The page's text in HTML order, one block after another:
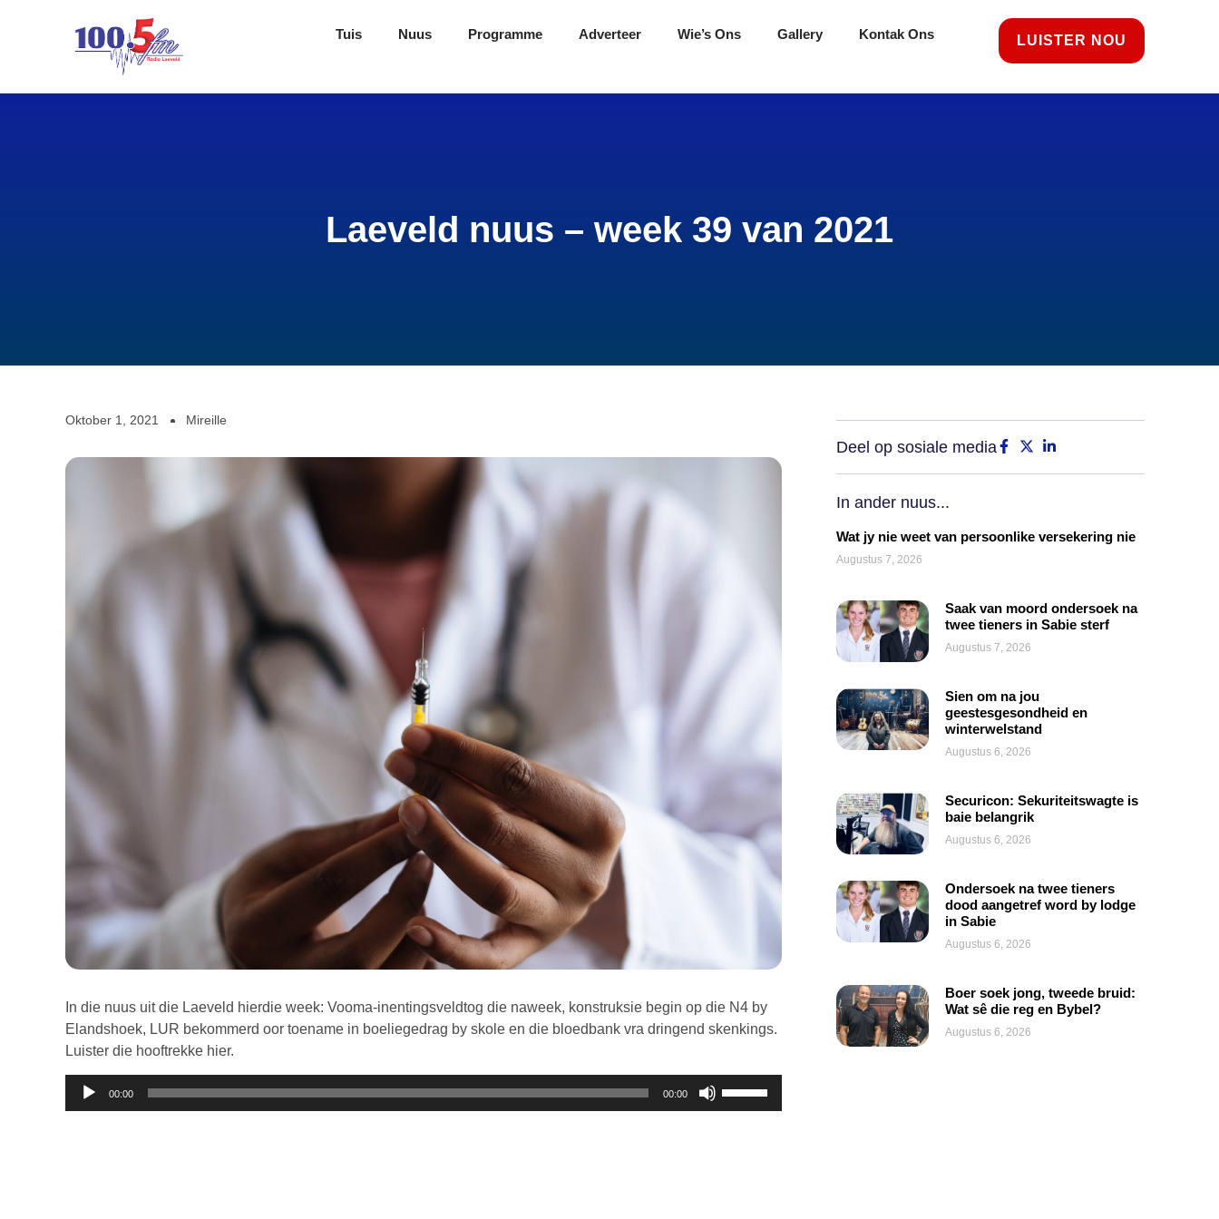
Tuis Nuus Programme Adverteer Wie’s Ons Gallery Kontak Ons LUISTER NOU
Laeveld nuus – week 39 van 2021
Oktober 1, 2021 Mireille
In die nuus uit die Laeveld hierdie week: Vooma-inentingsveldtog die naweek, konstruksie begin op die N4 by
Elandshoek, LUR bekommerd oor toename in boeliegedrag by skole en die bloedbank vra dringend skenkings.
Luister die hooftrekke hier.
Klankspeler
00:00 00:00
Deel op sosiale media
In ander nuus...
Wat jy nie weet van persoonlike versekering nie
Augustus 7, 2026
Saak van moord ondersoek na
twee tieners in Sabie sterf
Augustus 7, 2026
Sien om na jou
geestesgesondheid en
winterwelstand
Augustus 6, 2026
Securicon: Sekuriteitswagte is
baie belangrik
Augustus 6, 2026
Ondersoek na twee tieners
dood aangetref word by lodge
in Sabie
Augustus 6, 2026
Boer soek jong, tweede bruid:
Wat sê die reg en Bybel?
Augustus 6, 2026